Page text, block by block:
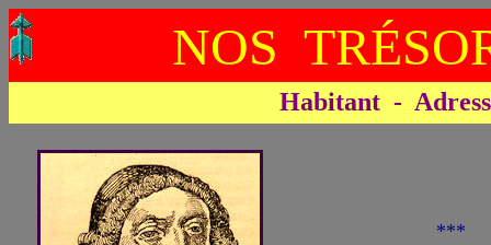
NOS
Habitant -
***